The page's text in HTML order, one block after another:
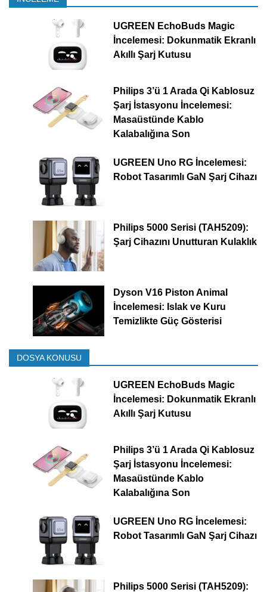
UGREEN EchoBuds Magic
İncelemesi: Dokunmatik Ekranlı
Akıllı Şarj Kutusu
Philips 3’ü 1 Arada Qi Kablosuz
Şarj İstasyonu İncelemesi:
Masaüstünde Kablo
Kalabalığına Son
UGREEN Uno RG İncelemesi:
Robot Tasarımlı GaN Şarj Cihazı
Philips 5000 Serisi (TAH5209):
Şarj Cihazını Unutturan Kulaklık
Dyson V16 Piston Animal
İncelemesi: Islak ve Kuru
Temizlikte Güç Gösterisi
DOSYA KONUSU
UGREEN EchoBuds Magic
İncelemesi: Dokunmatik Ekranlı
Akıllı Şarj Kutusu
Philips 3’ü 1 Arada Qi Kablosuz
Şarj İstasyonu İncelemesi:
Masaüstünde Kablo
Kalabalığına Son
UGREEN Uno RG İncelemesi:
Robot Tasarımlı GaN Şarj Cihazı
Philips 5000 Serisi (TAH5209):